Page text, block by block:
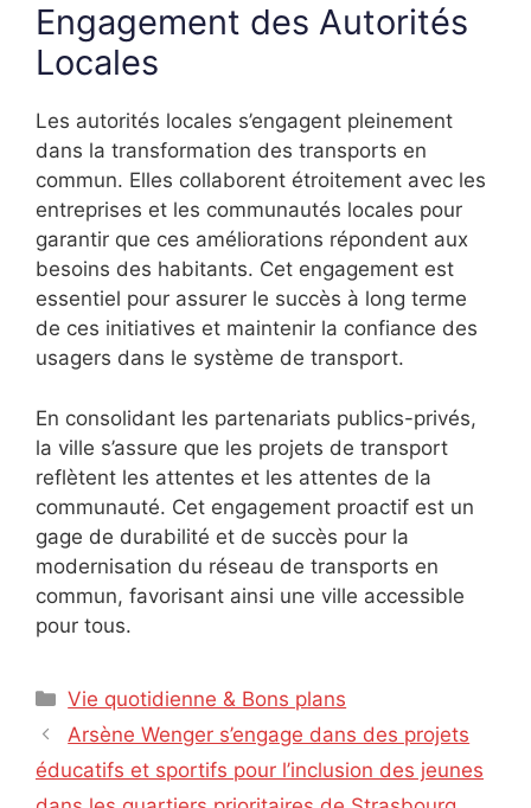
Engagement des Autorités
Locales
Les autorités locales s’engagent pleinement
dans la transformation des transports en
commun. Elles collaborent étroitement avec les
entreprises et les communautés locales pour
garantir que ces améliorations répondent aux
besoins des habitants. Cet engagement est
essentiel pour assurer le succès à long terme
de ces initiatives et maintenir la confiance des
usagers dans le système de transport.
En consolidant les partenariats publics-privés,
la ville s’assure que les projets de transport
reflètent les attentes et les attentes de la
communauté. Cet engagement proactif est un
gage de durabilité et de succès pour la
modernisation du réseau de transports en
commun, favorisant ainsi une ville accessible
pour tous.
Catégories
Vie quotidienne & Bons plans
Arsène Wenger s’engage dans des projets
éducatifs et sportifs pour l’inclusion des jeunes